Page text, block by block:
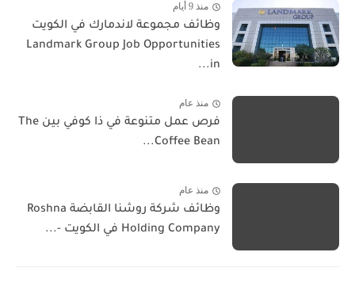
منذ 9 أيام
وظائف مجموعة لاندمارك في الكويت
Landmark Group Job Opportunities
in...
منذ عام
فرص عمل متنوعة في ذا كوفي بين The
Coffee Bean...
منذ عام
وظائف شركة روشنا القابضة Roshna
Holding Company في الكويت -...